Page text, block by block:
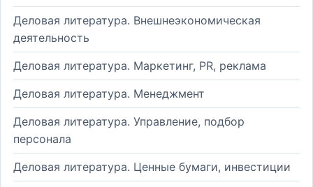
Деловая литература. Внешнеэкономическая
деятельность
Деловая литература. Маркетинг, PR, реклама
Деловая литература. Менеджмент
Деловая литература. Управление, подбор
персонала
Деловая литература. Ценные бумаги, инвестиции